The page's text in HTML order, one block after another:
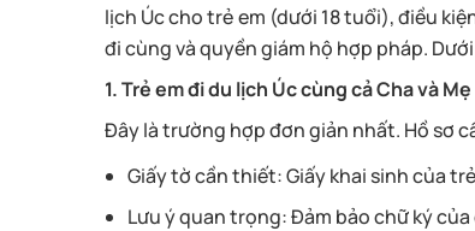
lịch Úc cho trẻ em (dưới 18 tuổi), điều
đi cùng và quyền giám hộ hợp pháp.
1. Trẻ em đi du lịch Úc cùng cả Cha và Mẹ
Đây là trường hợp đơn giản nhất. Hồ sơ
Giấy tờ cần thiết: Giấy khai sinh của
Lưu ý quan trọng: Đảm bảo chữ ký